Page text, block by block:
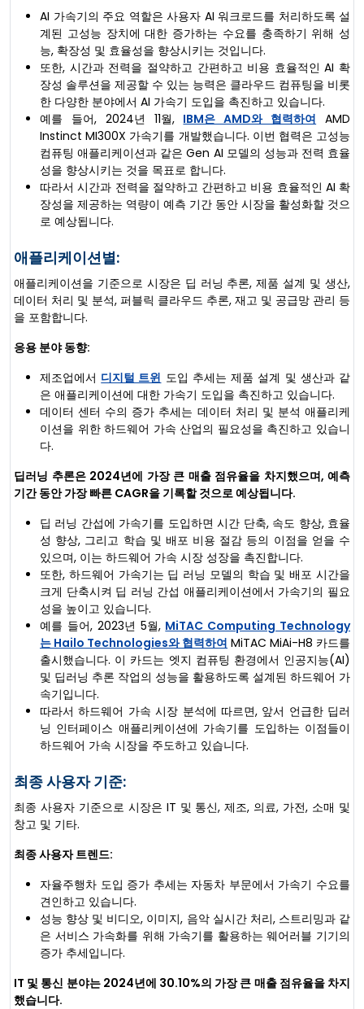
AI 가속기의 주요 역할은 사용자 AI 워크로드를 처리하도록 설
계된 고성능 장치에 대한 증가하는 수요를 충족하기 위해 성
능, 확장성 및 효율성을 향상시키는 것입니다.
또한, 시간과 전력을 절약하고 간편하고 비용 효율적인 AI 확
장성 솔루션을 제공할 수 있는 능력은 클라우드 컴퓨팅을 비롯
한 다양한 분야에서 AI 가속기 도입을 촉진하고 있습니다.
예를 들어, 2024년 11월, IBM은 AMD와 협력하여 AMD
Instinct MI300X 가속기를 개발했습니다. 이번 협력은 고성능
컴퓨팅 애플리케이션과 같은 Gen AI 모델의 성능과 전력 효율
성을 향상시키는 것을 목표로 합니다.
따라서 시간과 전력을 절약하고 간편하고 비용 효율적인 AI 확
장성을 제공하는 역량이 예측 기간 동안 시장을 활성화할 것으
로 예상됩니다.
애플리케이션별:
애플리케이션을 기준으로 시장은 딥 러닝 추론, 제품 설계 및 생산,
데이터 처리 및 분석, 퍼블릭 클라우드 추론, 재고 및 공급망 관리 등
을 포함합니다.
응용 분야 동향:
제조업에서 디지털 트윈 도입 추세는 제품 설계 및 생산과 같
은 애플리케이션에 대한 가속기 도입을 촉진하고 있습니다.
데이터 센터 수의 증가 추세는 데이터 처리 및 분석 애플리케
이션을 위한 하드웨어 가속 산업의 필요성을 촉진하고 있습니
다.
딥러닝 추론은 2024년에 가장 큰 매출 점유율을 차지했으며, 예측
기간 동안 가장 빠른 CAGR을 기록할 것으로 예상됩니다.
딥 러닝 간섭에 가속기를 도입하면 시간 단축, 속도 향상, 효율
성 향상, 그리고 학습 및 배포 비용 절감 등의 이점을 얻을 수
있으며, 이는 하드웨어 가속 시장 성장을 촉진합니다.
또한, 하드웨어 가속기는 딥 러닝 모델의 학습 및 배포 시간을
크게 단축시켜 딥 러닝 간섭 애플리케이션에서 가속기의 필요
성을 높이고 있습니다.
예를 들어, 2023년 5월, MiTAC Computing Technology
는 Hailo Technologies와 협력하여 MiTAC MiAi-H8 카드를
출시했습니다. 이 카드는 엣지 컴퓨팅 환경에서 인공지능(AI)
및 딥러닝 추론 작업의 성능을 활용하도록 설계된 하드웨어 가
속기입니다.
따라서 하드웨어 가속 시장 분석에 따르면, 앞서 언급한 딥러
닝 인터페이스 애플리케이션에 가속기를 도입하는 이점들이
하드웨어 가속 시장을 주도하고 있습니다.
최종 사용자 기준:
최종 사용자 기준으로 시장은 IT 및 통신, 제조, 의료, 가전, 소매 및
창고 및 기타.
최종 사용자 트렌드:
자율주행차 도입 증가 추세는 자동차 부문에서 가속기 수요를
견인하고 있습니다.
성능 향상 및 비디오, 이미지, 음악 실시간 처리, 스트리밍과 같
은 서비스 가속화를 위해 가속기를 활용하는 웨어러블 기기의
증가 추세입니다.
IT 및 통신 분야는 2024년에 30.10%의 가장 큰 매출 점유율을 차지
했습니다.